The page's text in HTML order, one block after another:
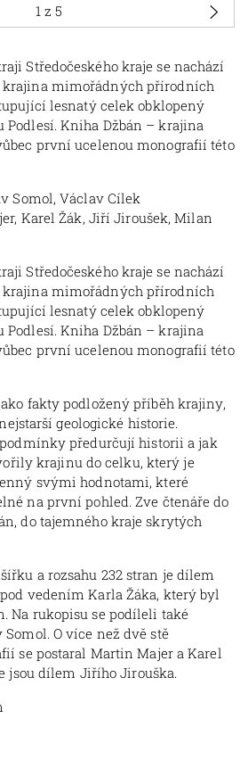
Středočeského kraje se nachází
krajina mimořádných přírodních
lesnatý celek obklopený
Podlesí. Kniha Džbán – krajina
první ucelenou monografií této
Somol, Václav Cílek
Karel Žák, Jiří Jiroušek, Milan
Středočeského kraje se nachází
krajina mimořádných přírodních
lesnatý celek obklopený
Podlesí. Kniha Džbán – krajina
první ucelenou monografií této
fakty podložený příběh krajiny,
geologické historie.
předurčují historii a jak
krajinu do celku, který je
svými hodnotami, které
na první pohled. Zve čtenáře do
do tajemného kraje skrytých
a rozsahu 232 stran je dílem
vedením Karla Žáka, který byl
Na rukopisu se podíleli také
O více než dvě stě
se postaral Martin Majer a Karel
jsou dílem Jiřího Jirouška.
1z 5